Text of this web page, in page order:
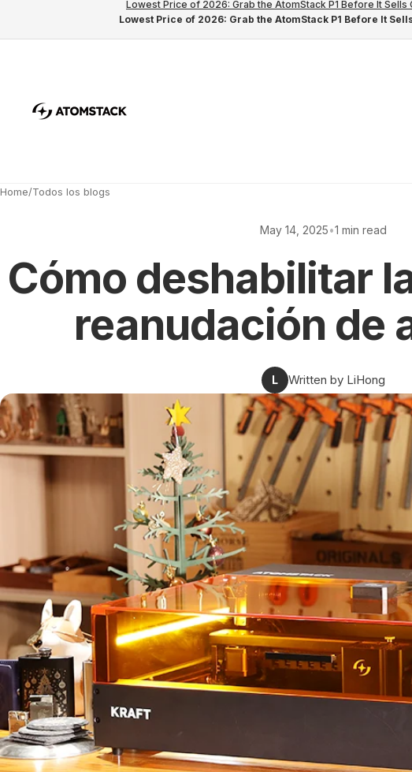
Lowest Price of 2026: Grab the AtomStack P1 Before It
Lowest Price of 2026: Grab the AtomStack P1 Before It
Home/Todos los blogs
May 14, 2025•1 min read
Cómo deshabilitar
reanudación de
L Written by LiHong